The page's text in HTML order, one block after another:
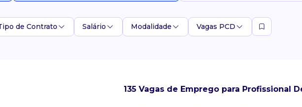
de Contrato Salário Modalidade Vagas PCD
135 Vagas de Emprego para Profissional